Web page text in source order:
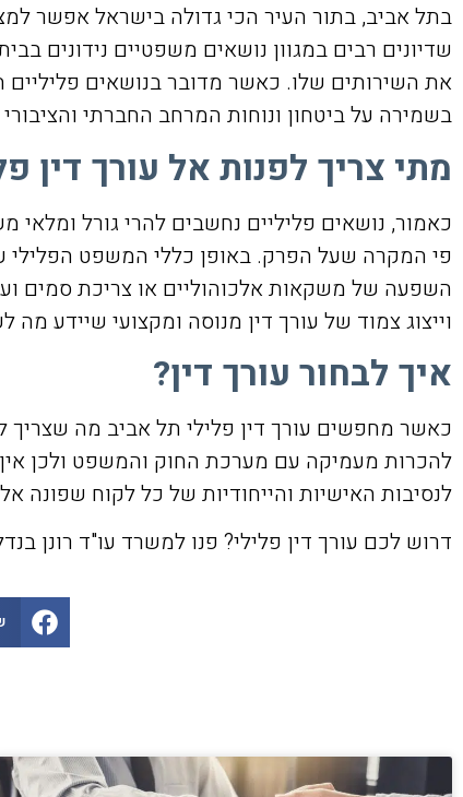
בתל אביב, בתור העיר הכי גדולה בישראל אפשר
שדיונים רבים במגוון נושאים משפטיים נידונים
את השירותים שלו. כאשר מדובר בנושאים
בשמירה על ביטחון ונוחות המרחב החברתי
מתי צריך לפנות אל עורך דין
כאמור, נושאים פליליים נחשבים להרי גורל
פי המקרה שעל הפרק. באופן כללי המשפט הפלילי
השפעה של משקאות אלכוהוליים או צריכת סמים
וייצוג צמוד של עורך דין מנוסה ומקצועי שיידע מה
איך לבחור עורך דין?
כאשר מחפשים עורך דין פלילי תל אביב מה שצריך
להכרות מעמיקה עם מערכת החוק והמשפט ולכן
לנסיבות האישיות והייחודיות של כל לקוח
דרוש לכם עורך דין פלילי? פנו למשרד עו"ד רונן